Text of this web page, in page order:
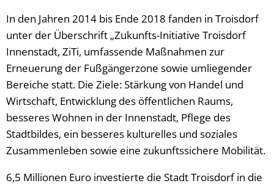
In den Jahren 2014 bis Ende 2018 fanden in Troisdorf
unter der Überschrift „Zukunfts-Initiative Troisdorf
Innenstadt, ZiTi, umfassende Maßnahmen zur
Erneuerung der Fußgängerzone sowie umliegender
Bereiche statt. Die Ziele: Stärkung von Handel und
Wirtschaft, Entwicklung des öffentlichen Raums,
besseres Wohnen in der Innenstadt, Pflege des
Stadtbildes, ein besseres kulturelles und soziales
Zusammenleben sowie eine zukunftssichere Mobilität.
6,5 Millionen Euro investierte die Stadt Troisdorf in die